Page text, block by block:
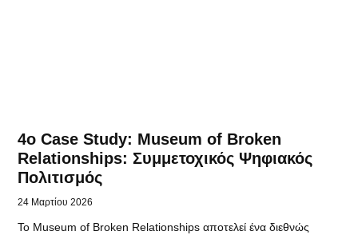
4o Case Study: Museum of Broken
Relationships: Συμμετοχικός Ψηφιακός
Πολιτισμός
24 Μαρτίου 2026
Το Museum of Broken Relationships αποτελεί ένα διεθνώς